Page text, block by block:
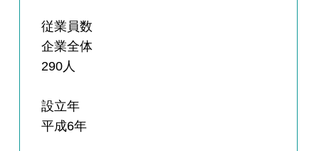
従業員数
企業全体
290人
設立年
平成6年